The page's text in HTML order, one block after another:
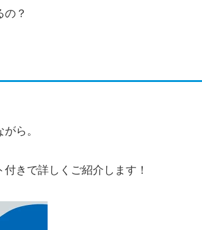
？
ら。
きで詳しくご紹介します！